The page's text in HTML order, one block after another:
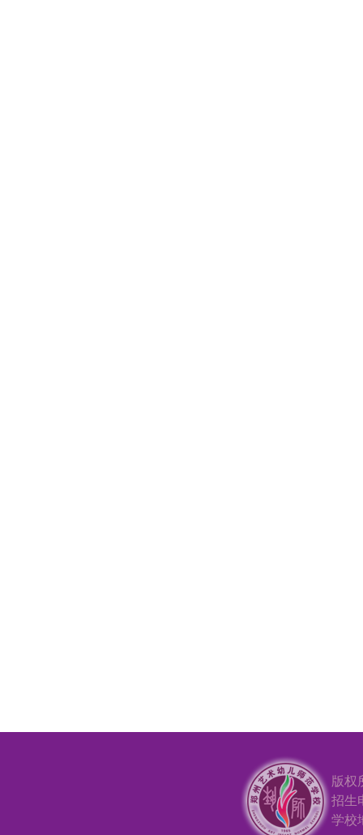
版
招生
学校